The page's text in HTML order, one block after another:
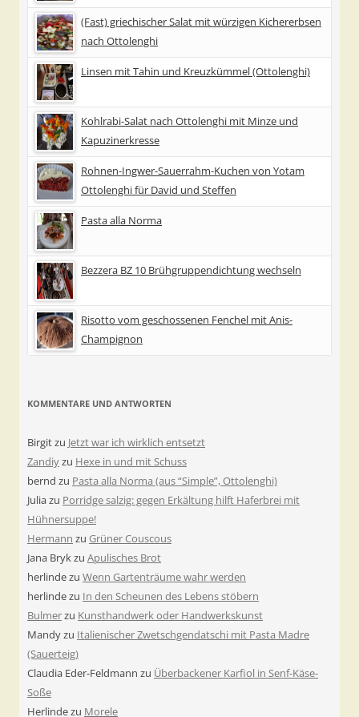
(Fast) griechischer Salat mit würzigen Kichererbsen
nach Ottolenghi
Linsen mit Tahin und Kreuzkümmel (Ottolenghi)
Kohlrabi-Salat nach Ottolenghi mit Minze und
Kapuzinerkresse
Rohnen-Ingwer-Sauerrahm-Kuchen von Yotam
Ottolenghi für David und Steffen
Pasta alla Norma
Bezzera BZ 10 Brühgruppendichtung wechseln
Risotto vom geschossenen Fenchel mit Anis-
Champignon
KOMMENTARE UND ANTWORTEN
Birgitzu Jetzt war ich wirklich entsetzt
Zandiyzu Hexe in und mit Schuss
bernd zu Pasta alla Norma (aus “Simple”, Ottolenghi)
Juliazu Porridge salzig: gegen Erkältung hilft Haferbrei mit
Hühnersuppe!
Hermann zu Grüner Couscous
Jana Brykzu Apulisches Brot
herlindezu Wenn Gartenträume wahr werden
herlindezu In den Scheunen des Lebens stöbern
Bulmerzu Kunsthandwerk oder Handwerkskunst
Mandyzu Italienischer Zwetschgendatschi mit Pasta Madre
(Sauerteig)
Claudia Eder-Feldmann zu Überbackener Karfiol in Senf-Käse-
Soße
Herlindezu Morele